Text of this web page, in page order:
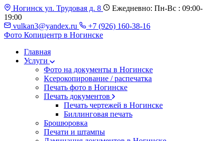
Ногинск ул. Трудовая д. 8
Ежедневно: Пн-Вс : 09:00-
19:00
vulkan3@yandex.ru
+7 (926) 160-38-16
Фото Копицентр в Ногинске
Главная
Услуги
Фото на документы в Ногинске
Ксерокопирование / распечатка
Печать фото в Ногинске
Печать документов
Печать чертежей в Ногинске
Биллинговая печать
Брошюровка
Печати и штампы